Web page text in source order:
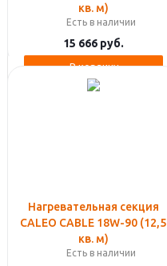
кв. м)
Есть в наличии
15 666руб.
В корзину
Нагревательная секция
CALEO CABLE 18W-90 (12,5
кв. м)
Есть в наличии